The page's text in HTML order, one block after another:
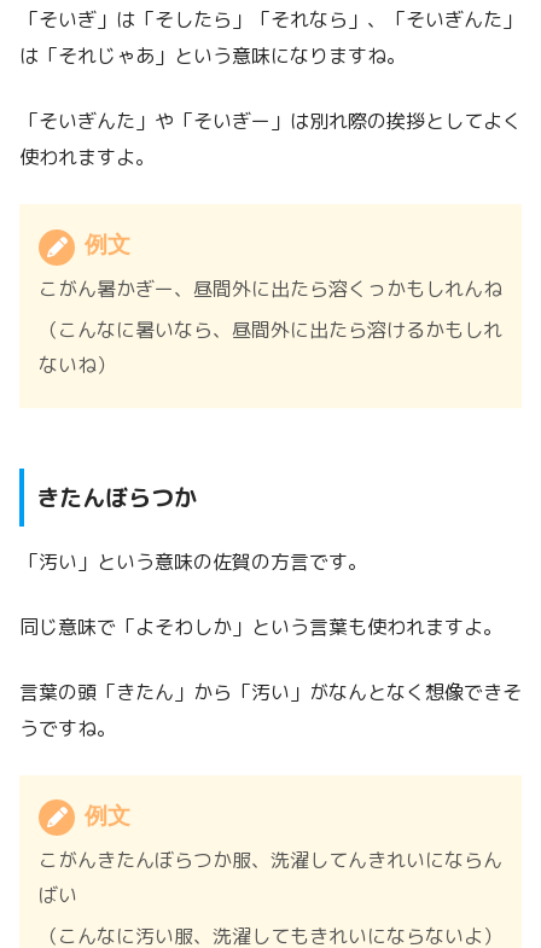
「そいぎ」は「そしたら」「それなら」、「そいぎんた」
は「それじゃあ」という意味になりますね。
「そいぎんた」や「そいぎー」は別れ際の挨拶としてよく
使われますよ。
例文
こがん暑かぎー、昼間外に出たら溶くっかもしれんね
（こんなに暑いなら、昼間外に出たら溶けるかもしれ
ないね）
きたんぼらつか
「汚い」という意味の佐賀の方言です。
同じ意味で「よそわしか」という言葉も使われますよ。
言葉の頭「きたん」から「汚い」がなんとなく想像できそ
うですね。
例文
こがんきたんぼらつか服、洗濯してんきれいにならん
ばい
（こんなに汚い服、洗濯してもきれいにならないよ）